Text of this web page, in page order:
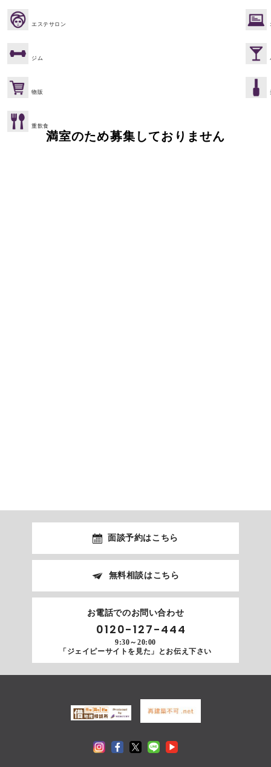
エステサロン
ジム
物販
重飲食
満室のため募集しておりません
面談予約はこちら
無料相談はこちら
お電話でのお問い合わせ
0120-127-444
9:30～20:00
「ジェイピーサイトを見た」とお伝え下さい